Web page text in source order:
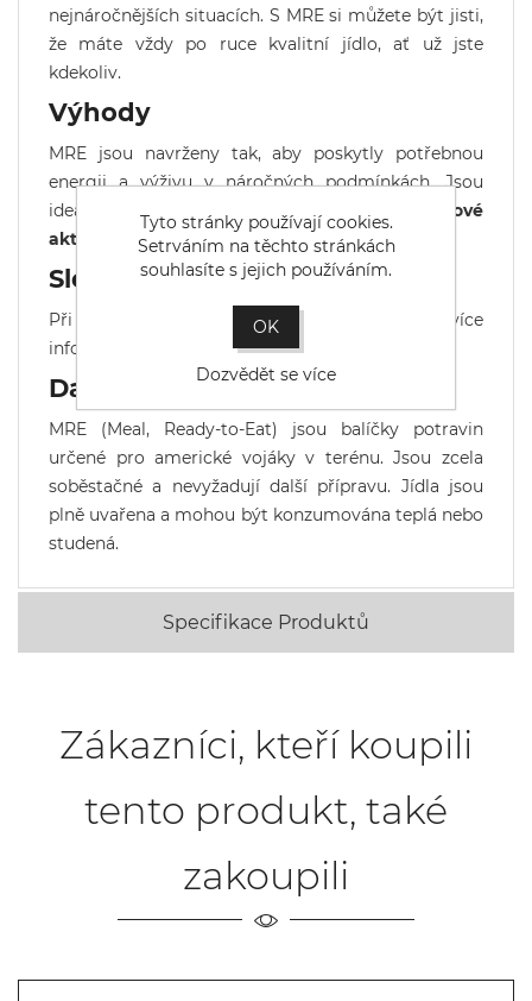
nejnáročnějších situacích. S MRE si můžete být jisti,
že máte vždy po ruce kvalitní jídlo, ať už jste
kdekoliv.
Výhody
MRE jsou navrženy tak, aby poskytly potřebnou
energii a výživu v náročných podmínkách. Jsou
ideální pro
tábory, turistiku a další
outdoorové
aktivity
Sleva při odběru celé bedny
Při odběru celé bedny MRE je možná sleva. Pro více
informací nás prosím kontaktujte
Další informace
MRE (Meal, Ready-to-Eat) jsou balíčky potravin
určené pro americké vojáky v terénu. Jsou zcela
soběstačné a nevyžadují další přípravu. Jídla jsou
plně uvařena a mohou být konzumována teplá nebo
studená.
Specifikace Produktů
Zákazníci, kteří koupili
tento produkt, také
zakoupili
Tyto stránky používají cookies.
Setrváním na těchto stránkách
souhlasíte s jejich používáním.
OK
Dozvědět se více